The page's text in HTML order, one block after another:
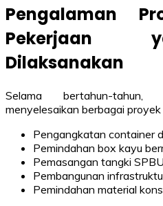
Pengalaman
Pekerjaan
Dilaksanakan
Selama bertahun-tahun,
menyelesaikan berbagai
Pengangkatan container
Pemindahan box kayu
Pemasangan tangki
Pembangunan
Pemindahan material